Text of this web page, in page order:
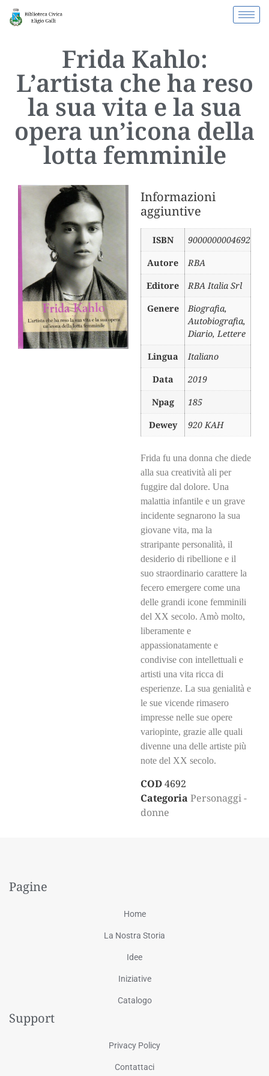
Frida Kahlo:
L’artista che ha reso
la sua vita e la sua
opera un’icona della
lotta femminile
Informazioni
aggiuntive
ISBN
9000000004692
Autore
RBA
Editore
RBA Italia Srl
Genere
Biografia,
Autobiografia,
Diario, Lettere
Lingua
Italiano
Data
2019
Npag
185
Dewey
920 KAH
Frida fu una donna che diede
alla sua creatività ali per
fuggire dal dolore. Una
malattia infantile e un grave
incidente segnarono la sua
giovane vita, ma la
straripante personalità, il
desiderio di ribellione e il
suo straordinario carattere la
fecero emergere come una
delle grandi icone femminili
del XX secolo. Amò molto,
liberamente e
appassionatamente e
condivise con intellettuali e
artisti una vita ricca di
esperienze. La sua genialità e
le sue vicende rimasero
impresse nelle sue opere
variopinte, grazie alle quali
divenne una delle artiste più
note del XX secolo.
COD4692
Categoria Personaggi -
donne
Pagine
Home
La Nostra Storia
Idee
Iniziative
Catalogo
Support
Privacy Policy
Contattaci